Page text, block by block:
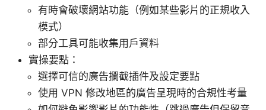
有時會破壞網站功能（例如某些影片的正規收入
模式）
部分工具可能收集用戶資料
實操要點：
選擇可信的廣告攔截插件及設定要點
使用 VPN 修改地區的廣告呈現時的合規性考量